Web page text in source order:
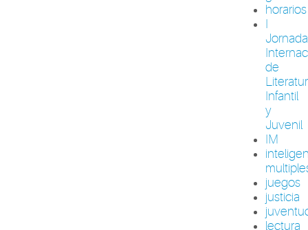
horarios
I
de
Infantil
y
Juvenil
IM
juegos
justicia
lectura